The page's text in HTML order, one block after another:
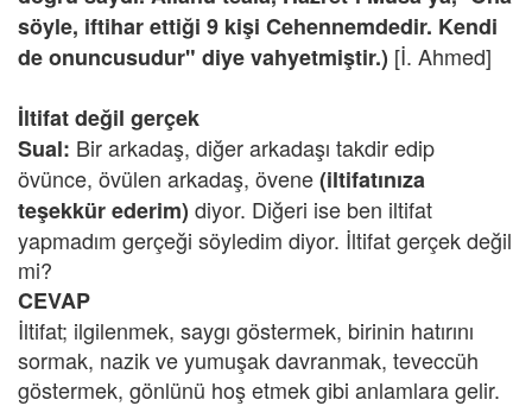
söyle, iftihar ettiği 9 kişi Cehennemdedir. Kendi
de onuncusudur" diye vahyetmiştir.) [İ. Ahmed]
İltifat değil gerçek
Sual: Bir arkadaş, diğer arkadaşı takdir edip
övünce, övülen arkadaş, övene(iltifatınıza
teşekkür ederim) diyor. Diğeri ise ben iltifat
yapmadım gerçeği söyledim diyor. İltifat gerçek değil
mi?
CEVAP
İltifat; ilgilenmek, saygı göstermek, birinin hatırını
sormak, nazik ve yumuşak davranmak, teveccüh
göstermek, gönlünü hoş etmek gibi anlamlara gelir.